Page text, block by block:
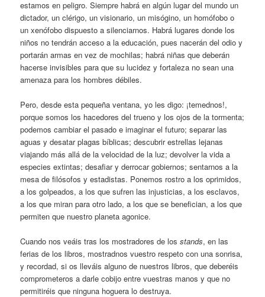
estamos en peligro. Siempre habrá en algún lugar del mundo un
dictador, un clérigo, un visionario, un misógino, un homófobo o
un xenófobo dispuesto a silenciarnos. Habrá lugares donde los
niños no tendrán acceso a la educación, pues nacerán del odio y
portarán armas en vez de mochilas; habrá niñas que deberán
hacerse invisibles para que su lucidez y fortaleza no sean una
amenaza para los hombres débiles.
Pero, desde esta pequeña ventana, yo les digo: ¡temednos!,
porque somos los hacedores del trueno y los ojos de la tormenta;
podemos cambiar el pasado e imaginar el futuro; separar las
aguas y desatar plagas bíblicas; descubrir estrellas lejanas
viajando más allá de la velocidad de la luz; devolver la vida a
especies extintas; desafiar y derrocar gobiernos; sentarnos a la
mesa de filósofos y estadistas. Ponemos rostro a los oprimidos,
a los golpeados, a los que sufren las injusticias, a los esclavos,
a los que miran para otro lado, a los que se benefician, a los que
permiten que nuestro planeta agonice.
Cuando nos veáis tras los mostradores de losstands, en las
ferias de los libros, mostradnos vuestro respeto con una sonrisa,
y recordad, si os lleváis alguno de nuestros libros, que deberéis
comprometeros a darle cobijo entre vuestras manos y que no
permitiréis que ninguna hoguera lo destruya.